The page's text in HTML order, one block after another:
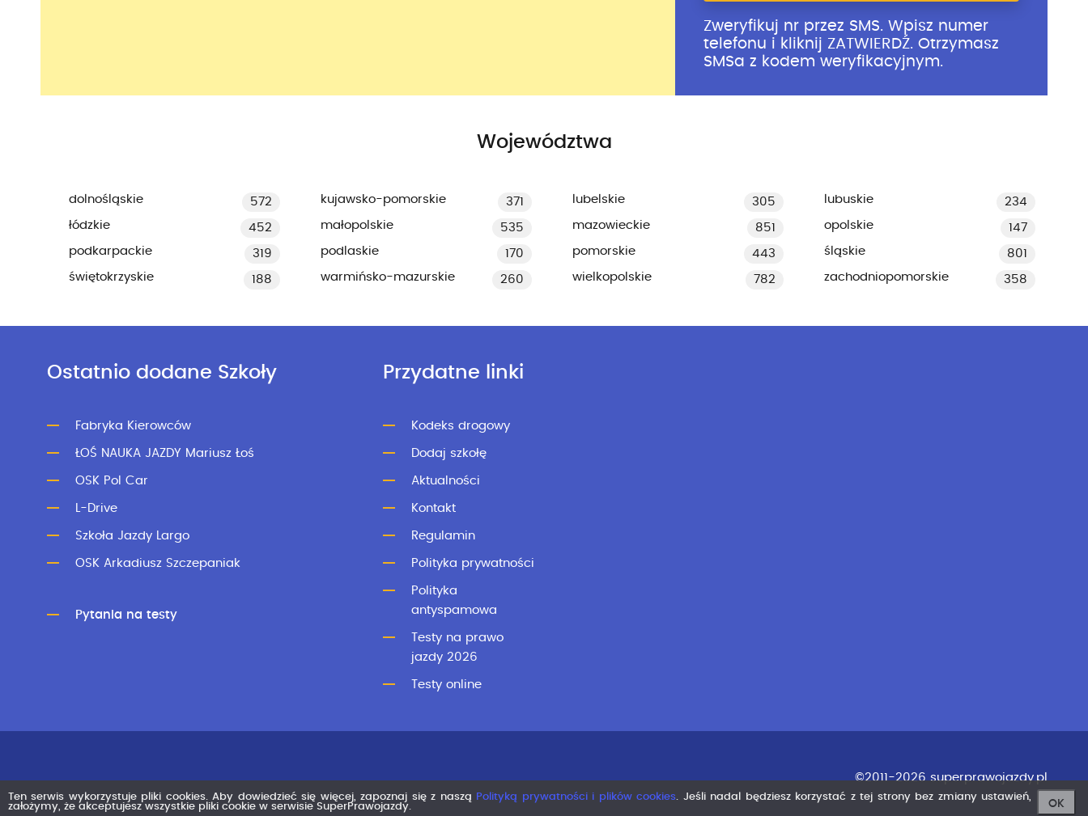
Zweryfikuj nr przez SMS. Wpisz numer
telefonu i kliknij ZATWIERDŹ. Otrzymasz
SMSa z kodem weryfikacyjnym.
Województwa
dolnośląskie 572 kujawsko-pomorskie 371 lubelskie 305 lubuskie
234
łódzkie
452 małopolskie 535 mazowieckie 851 opolskie
147
podkarpackie
319 podlaskie 170 pomorskie 443 śląskie
801
świętokrzyskie
188 warmińsko-mazurskie 260 wielkopolskie 782 zachodniopomorskie 358
Ostatnio dodane Szkoły
Fabryka Kierowców
ŁOŚ NAUKA JAZDY Mariusz Łoś
OSK Pol Car
L-Drive
Szkoła Jazdy Largo
OSK Arkadiusz Szczepaniak
Pytania na testy
Przydatne linki
Kodeks drogowy
Dodaj szkołę
Aktualności
Kontakt
Regulamin
Polityka prywatności
Polityka
antyspamowa
Testy na prawo
jazdy 2026
Testy online
©2011-2026 superprawojazdy.pl
Ten serwis wykorzystuje pliki cookies. Aby dowiedzieć się więcej, zapoznaj się z naszą Polityką prywatności i plików cookies. Jeśli nadal będziesz korzystać z tej strony bez zmiany ustawień,
założymy, że akceptujesz wszystkie pliki cookie w serwisie SuperPrawojazdy.
OK